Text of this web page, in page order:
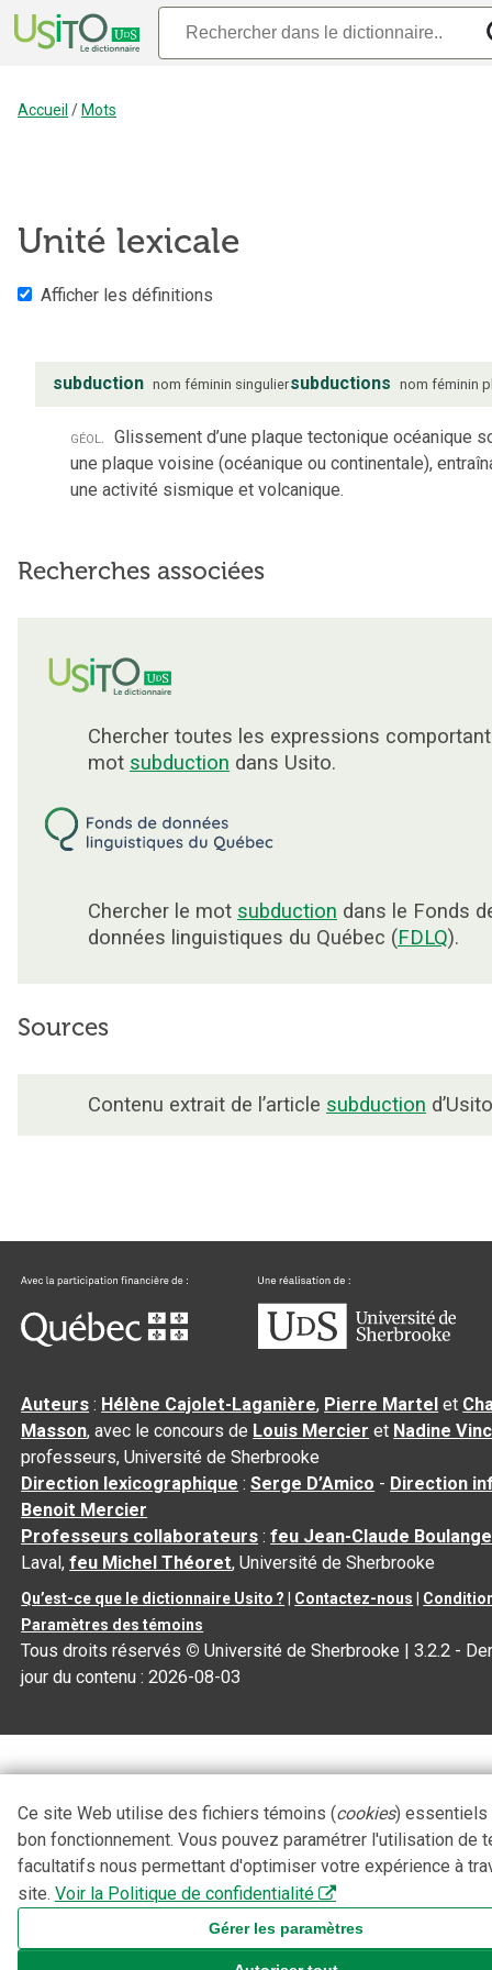
Accueil / Mots
Unité lexicale
Afficher les définitions
subduction nom féminin singuliersubductions nom féminin
géol. Glissement d’une plaque tectonique océanique
une plaque voisine (océanique ou continentale),
une activité sismique et volcanique.
Recherches associées
Chercher toutes les expressions
mot subduction dans Usito.
Chercher le mot subduction dans le Fonds
données linguistiques du Québec (FDLQ).
Sources
Contenu extrait de l’article subduction
Auteurs : Hélène Cajolet-Laganière, Pierre Martel et
Masson, avec le concours de Louis Mercier et Nadine
professeurs, Université de Sherbrooke
Direction lexicographique :Serge D’Amico - Direction
Benoit Mercier
Professeurs collaborateurs :feu Jean-Claude
Laval,feu Michel Théoret, Université de Sherbrooke
Qu’est-ce que le dictionnaire Usito ? Contactez-nous
Paramètres des témoins
Tous droits réservés © Université de Sherbrooke |3.2.2 -
jour du contenu :2026-08-03
Ce site Web utilise des fichiers témoins (cookies) essentiels
bon fonctionnement. Vous pouvez paramétrer l'utilisation de
facultatifs nous permettant d'optimiser votre expérience à
site. Voir la Politique de confidentialité
Gérer les paramètres